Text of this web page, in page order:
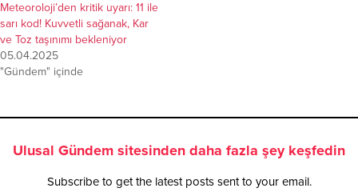
Meteoroloji’den kritik uyarı: 11 ile
sarı kod! Kuvvetli sağanak, Kar
ve Toz taşınımı bekleniyor
05.04.2025
"Gündem" içinde
Ulusal Gündem sitesinden daha fazla şey keşfedin
Subscribe to get the latest posts sent to your email.